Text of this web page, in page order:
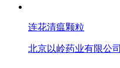
连花清瘟颗粒
北京以岭药业有限公司